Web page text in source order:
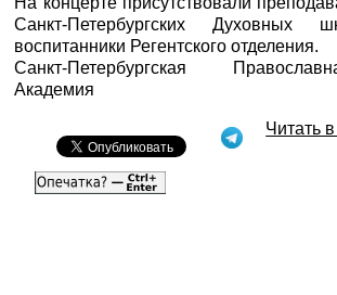
Санкт-Петербургских
воспитанники Регентского отделения.
Санкт-Петербургская
Академия
Читать